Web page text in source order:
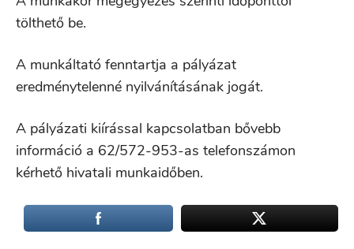
tölthető be.
A munkáltató fenntartja a pályázat
eredménytelenné nyilvánításának jogát.
A pályázati kiírással kapcsolatban bővebb
információ a 62/572-953-as telefonszámon
kérhető hivatali munkaidőben.